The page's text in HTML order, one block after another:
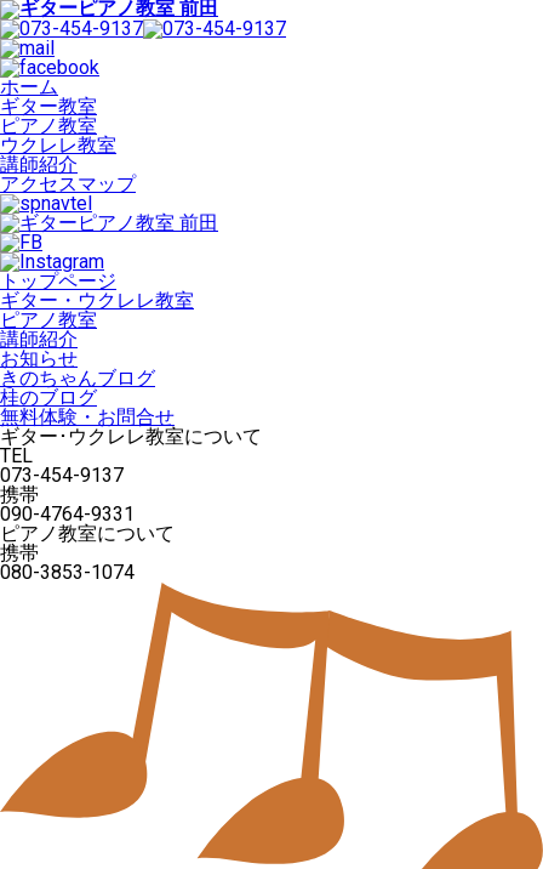
ホーム
ギター教室
ピアノ教室
ウクレレ教室
講師紹介
アクセスマップ
トップページ
ギター・ウクレレ教室
ピアノ教室
講師紹介
お知らせ
きのちゃんブログ
桂のブログ
無料体験・お問合せ
ギター･ウクレレ教室について
TEL
073-454-9137
携帯
090-4764-9331
ピアノ教室について
携帯
080-3853-1074